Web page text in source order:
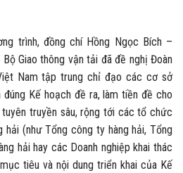
trình, đồng chí Hồng Ngọc Bích –
Giao thông vận tải đã đề nghị Đoàn
Nam tập trung chỉ đạo các cơ sở
Kế hoạch đề ra, làm tiền đề cho
truyền sâu, rộng tới các tổ chức
hải (như Tổng công ty hàng hải, Tổng
hải hay các Doanh nghiệp khai thác
tiêu và nội dung triển khai của Kế